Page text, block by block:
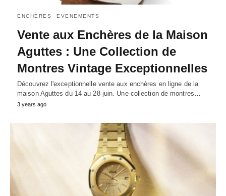
ENCHÈRES EVENEMENTS
Vente aux Enchères de la Maison
Aguttes : Une Collection de
Montres Vintage Exceptionnelles
Découvrez l'exceptionnelle vente aux enchères en ligne de la
maison Aguttes du 14 au 28 juin. Une collection de montres…
3 years ago